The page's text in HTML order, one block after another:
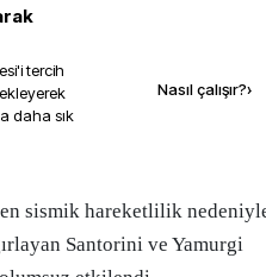
'i tercih
daha sık
Nasıl çalışır?›
Santorini ve Yamurgi